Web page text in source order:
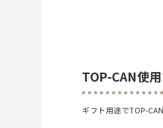
TOP-CAN使
ギフト用途でTOP-